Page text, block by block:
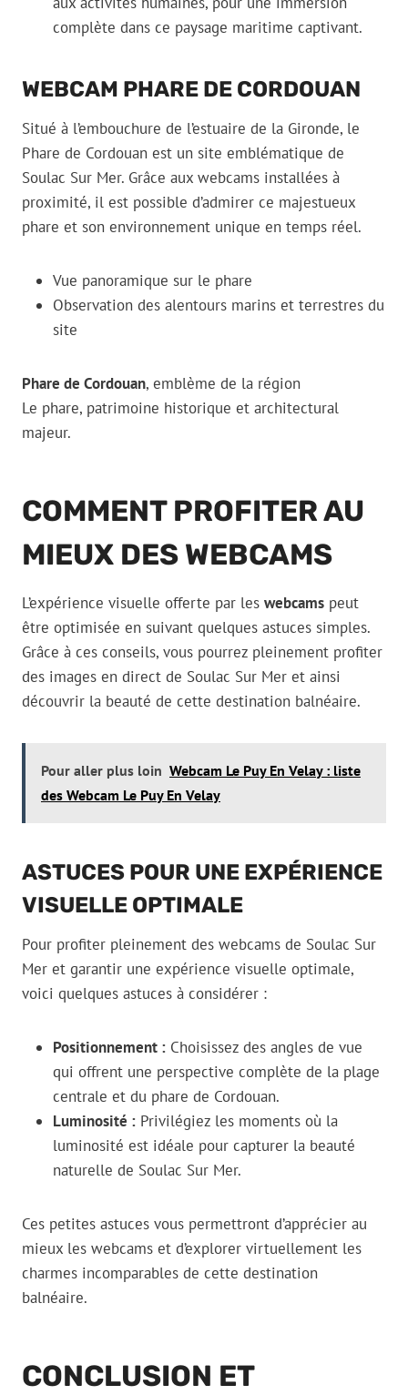
complète dans ce paysage maritime captivant.
WEBCAM PHARE DE CORDOUAN
Situé à l’embouchure de l’estuaire de la Gironde, le
Phare de Cordouan est un site emblématique de
Soulac Sur Mer. Grâce aux webcams installées à
proximité, il est possible d’admirer ce majestueux
phare et son environnement unique en temps réel.
Vue panoramique sur le phare
Observation des alentours marins et terrestres du
site
Phare de Cordouan, emblème de la région
Le phare, patrimoine historique et architectural
majeur.
COMMENT PROFITER AU
MIEUX DES WEBCAMS
L’expérience visuelle offerte par les webcams peut
être optimisée en suivant quelques astuces simples.
Grâce à ces conseils, vous pourrez pleinement profiter
des images en direct de Soulac Sur Mer et ainsi
découvrir la beauté de cette destination balnéaire.
Pour aller plus loin Webcam Le Puy En Velay : liste
des Webcam Le Puy En Velay
ASTUCES POUR UNE EXPÉRIENCE
VISUELLE OPTIMALE
Pour profiter pleinement des webcams de Soulac Sur
Mer et garantir une expérience visuelle optimale,
voici quelques astuces à considérer :
Positionnement : Choisissez des angles de vue
qui offrent une perspective complète de la plage
centrale et du phare de Cordouan.
Luminosité : Privilégiez les moments où la
luminosité est idéale pour capturer la beauté
naturelle de Soulac Sur Mer.
Ces petites astuces vous permettront d’apprécier au
mieux les webcams et d’explorer virtuellement les
charmes incomparables de cette destination
balnéaire.
CONCLUSION ET